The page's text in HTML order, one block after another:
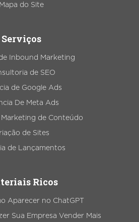
Mapa do Site
Serviços
Inbound Marketing
de SEO
de Google Ads
De Meta Ads
de Conteúdo
de Sites
de Lançamentos
Ricos
Aparecer no ChatGPT
Sua Empresa Vender Mais